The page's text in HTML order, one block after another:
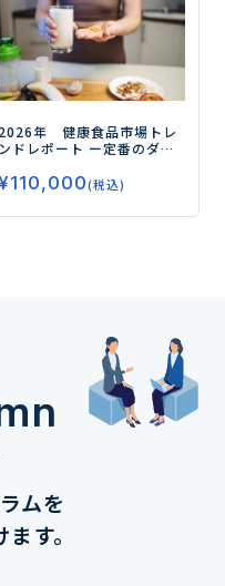
2026年 健康食品市場トレ
ンドレポート ー定番のダイ
ェムケア、グミサプリまで
データで読み解く市場の未
ー
110,000(税込)
ムを
す。